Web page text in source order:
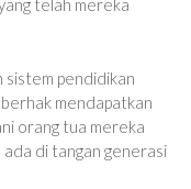
telah mereka
sistem pendidikan
mendapatkan
orang tua mereka
di tangan generasi